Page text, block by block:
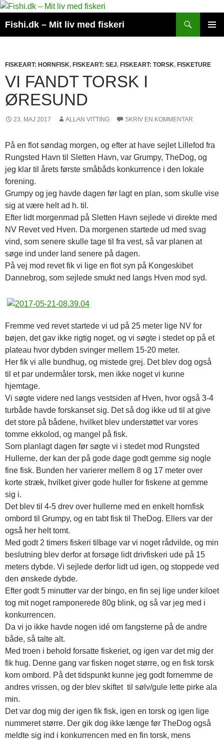
Hop
indhold
Fishi.dk – Mit liv med fiskeri
FISKEART: HORNFISK, FISKEART: SEJ, FISKEART: TORSK, FISKETURE
VI FANDT TORSK I
ØRESUND
23. MAJ 2017 ALLAN VITTING SKRIV EN KOMMENTAR
På en flot søndag morgen, og efter at have sejlet Lillefod fra
Rungsted Havn til Sletten Havn, var Grumpy, TheDog, og
jeg klar til årets første småbåds konkurrence i den lokale
forening.
Grumpy og jeg havde dagen før lagt en plan, som skulle vise
sig at være helt ad h. til.
Efter lidt morgenmad på Sletten Havn sejlede vi direkte med
NV Revet ved Hven. Da morgenen startede ud med svag
vind, som senere skulle tage til fra vest, så var planen at
søge ind under land senere på dagen.
På vej mod revet fik vi lige en flot syn på Kongeskibet
Dannebrog, som sejlede smukt ned langs Hven mod syd.
Fremme ved revet startede vi ud på 25 meter lige NV for
bøjen, det gav ikke rigtig noget, og vi søgte i stedet op på et
plateau hvor dybden svinger mellem 15-20 meter.
Her fik vi alle bundhug, og mistede grej. Det blev dog også
til et par undermåler torsk, men ikke noget vi kunne
hjemtage.
Vi søgte videre ned langs vestsiden af Hven, hvor også 3-4
turbåde havde forskanset sig. Det så dog ikke ud til at give
det store på bådene, hvilket blev understøttet var vores
tomme ekkolod, og mangel på fisk.
Som planlagt dagen før søgte vi i stedet mod Rungsted
Hullerne, der kan der på gode dage godt gemme sig nogle
fine fisk. Bunden her varierer mellem 8 og 17 meter over
korte stræk, hvilket giver gode huller for fiskene at gemme
sig i.
Det blev til 4-5 drev over hullerne med en enkelt hornfisk
ombord til Grumpy, og en tabt fisk til TheDog. Ellers var der
også her helt tomt.
Med godt 2 timers fiskeri tilbage var vi noget rådvilde, og min
beslutning blev derfor at forsøge lidt drivfiskeri ude på 15
meters dybde. Vi sejlede derfor lidt ud igen, og stoppede ved
den ønskede dybde.
Efter godt 5 minutter var der bingo, en fin sej lige under kiloet
tog mit noget ramponerede 80g blink, og så var jeg med i
konkurrencen.
Da vi jo ikke havde nogen idé om fangsterne på de andre
både, så talte alt.
Med troen i behold forsatte fiskeriet, og igen var det mig der
fik hug. Denne gang var fisken noget større, og en fisk torsk
kom ombord. På det tidspunkt kunne jeg godt fornemme de
andres vrissen, og der blev skiftet til sølv/gule lette pirke ala
min.
Det var dog mig der igen fik fisk, igen en torsk og igen lige
nummeret større. Der gik dog ikke længe før TheDog også
meldte sig ind i konkurrencen med en fin torsk, mens